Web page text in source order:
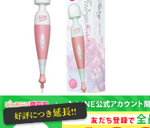
Fairy Turbo (フェアリーターボ)
非会員価格4,081円(税抜)